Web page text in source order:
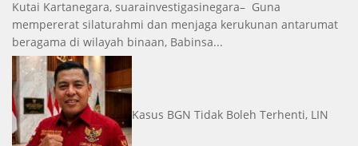
Kutai Kartanegara, suarainvestigasinegara– Guna
mempererat silaturahmi dan menjaga kerukunan antarumat
beragama di wilayah binaan, Babinsa...
Kasus BGN Tidak Boleh Terhenti, LIN